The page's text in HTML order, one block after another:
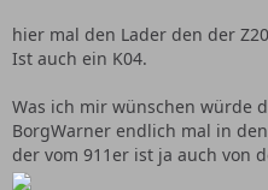
hier mal den Lader den der
Ist auch ein K04.
Was ich mir wünschen würde
BorgWarner endlich mal in
der vom 911er ist ja auch von